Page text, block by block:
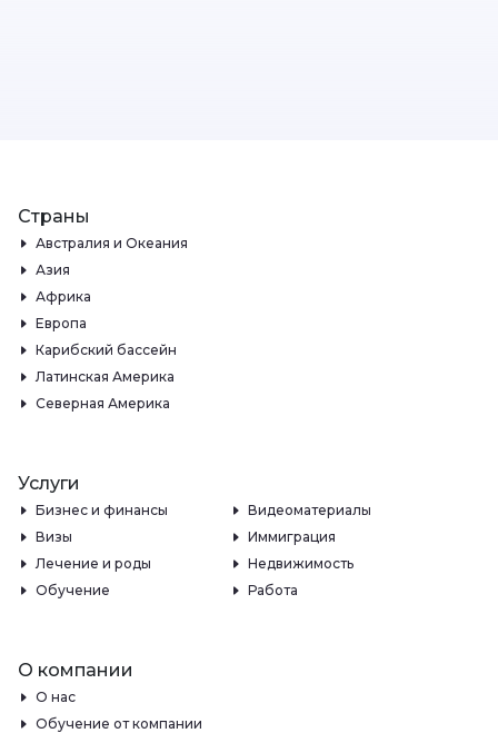
Страны
Австралия и Океания
Азия
Африка
Европа
Карибский бассейн
Латинская Америка
Северная Америка
Услуги
Бизнес и финансы
Видеоматериалы
Визы
Иммиграция
Лечение и роды
Недвижимость
Обучение
Работа
О компании
О нас
Обучение от компании